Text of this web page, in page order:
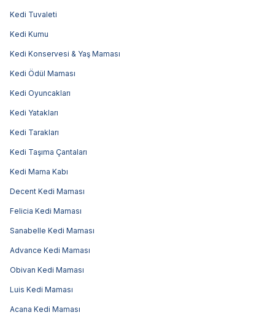
Kedi Tuvaleti
Kedi Kumu
Kedi Konservesi & Yaş Maması
Kedi Ödül Maması
Kedi Oyuncakları
Kedi Yatakları
Kedi Tarakları
Kedi Taşıma Çantaları
Kedi Mama Kabı
Decent Kedi Maması
Felicia Kedi Maması
Sanabelle Kedi Maması
Advance Kedi Maması
Obivan Kedi Maması
Luis Kedi Maması
Acana Kedi Maması